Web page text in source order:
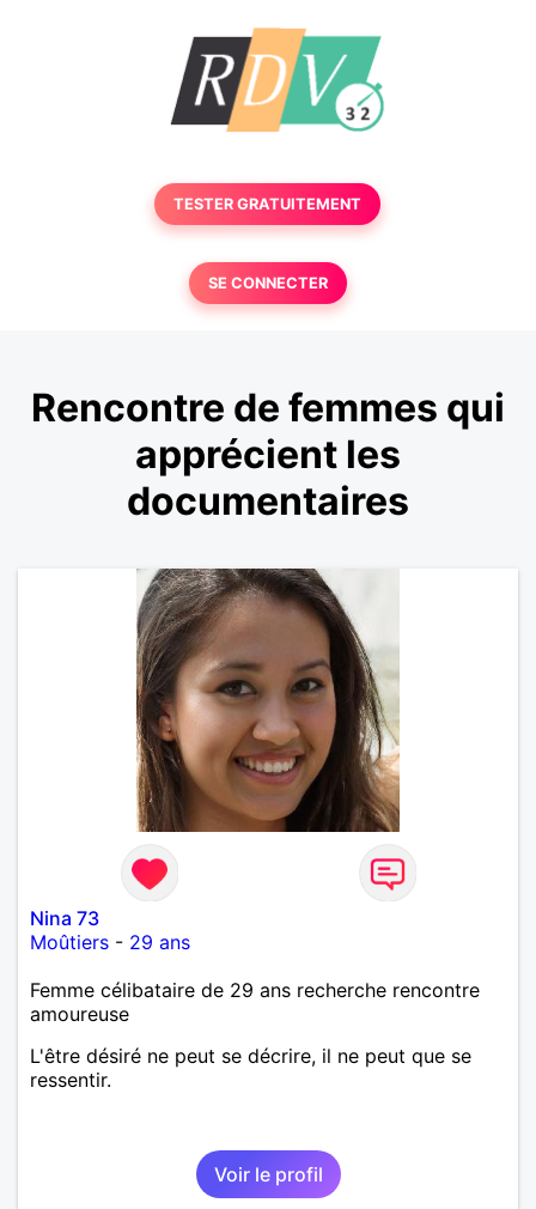
TESTER GRATUITEMENT
SE CONNECTER
Rencontre de femmes qui
apprécient les
documentaires
Nina 73
Moûtiers - 29 ans
Femme célibataire de 29 ans recherche rencontre
amoureuse
L'être désiré ne peut se décrire, il ne peut que se
ressentir.
Voir le profil